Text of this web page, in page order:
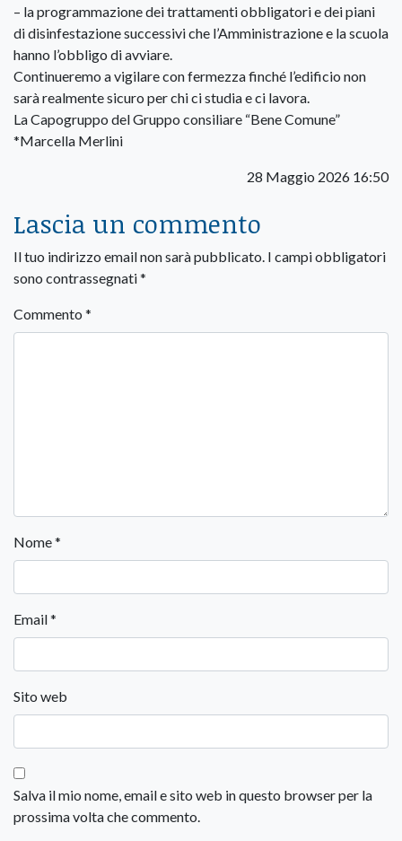
– la programmazione dei trattamenti obbligatori e dei piani
di disinfestazione successivi che l’Amministrazione e la scuola
hanno l’obbligo di avviare.
Continueremo a vigilare con fermezza finché l’edificio non
sarà realmente sicuro per chi ci studia e ci lavora.
La Capogruppo del Gruppo consiliare “Bene Comune”
*Marcella Merlini
28 Maggio 2026 16:50
Lascia un commento
Il tuo indirizzo email non sarà pubblicato. I campi obbligatori
sono contrassegnati*
Commento *
Nome*
Email*
Sito web
Salva il mio nome, email e sito web in questo browser per la
prossima volta che commento.